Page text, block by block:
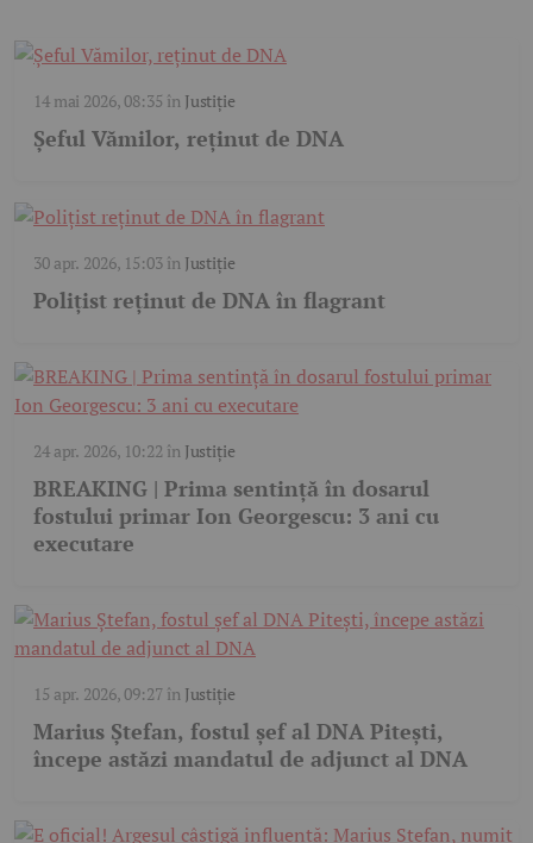
14 mai 2026, 08:35 în Justiție
Șeful Vămilor, reținut de DNA
30 apr. 2026, 15:03în Justiție
Polițist reținut de DNA în flagrant
24 apr. 2026, 10:22 în Justiție
BREAKING | Prima sentință în dosarul
fostului primar Ion Georgescu: 3 ani cu
executare
15 apr. 2026, 09:27în Justiție
Marius Ștefan, fostul șef al DNA Pitești,
începe astăzi mandatul de adjunct al DNA